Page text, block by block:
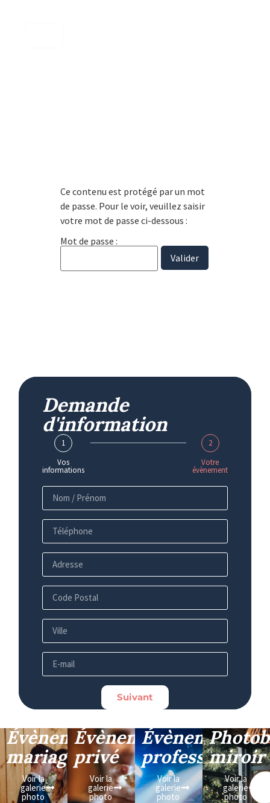
Ce contenu est protégé par un mot
de passe. Pour le voir, veuillez saisir
votre mot de passe ci-dessous :
Mot de passe :
Demande
d'information
1
Vos
informations
2
Votre
évènement
Suivant
Évènement
mariage
Voir la
galerie
photo
Évènement
privé
Voir la
galerie
photo
Évènement
professionnel
Voir la
galerie
photo
miroir
Voir la
galerie
photo